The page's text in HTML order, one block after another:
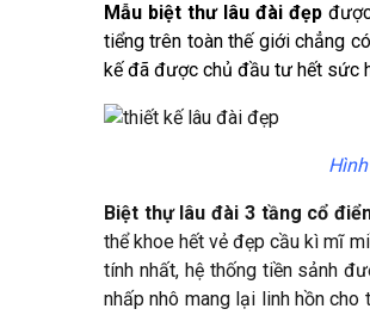
Mẫu biệt thư lâu đài đẹp
tiểng trên toàn thế giới chẳng
kế đã được chủ đầu tư hết sức
Biệt thự lâu đài 3 tầng cổ
thể khoe hết vẻ đẹp cầu kì mĩ
tính nhất, hệ thống tiền sảnh
nhấp nhô mang lại linh hồn